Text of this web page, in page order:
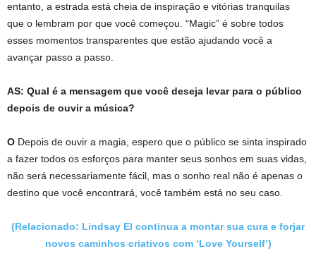
entanto, a estrada está cheia de inspiração e vitórias tranquilas
que o lembram por que você começou. “Magic” é sobre todos
esses momentos transparentes que estão ajudando você a
avançar passo a passo.
AS: Qual é a mensagem que você deseja levar para o público
depois de ouvir a música?
O Depois de ouvir a magia, espero que o público se sinta inspirado
a fazer todos os esforços para manter seus sonhos em suas vidas,
não será necessariamente fácil, mas o sonho real não é apenas o
destino que você encontrará, você também está no seu caso.
(Relacionado: Lindsay El continua a montar sua cura e forjar
novos caminhos criativos com ‘Love Yourself’)